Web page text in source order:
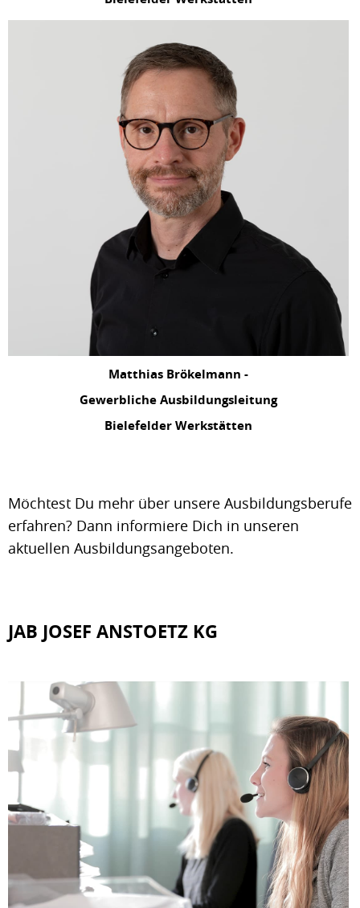
Matthias Brökelmann -
Gewerbliche Ausbildungsleitung
Bielefelder Werkstätten
Möchtest Du mehr über unsere Ausbildungsberufe
erfahren? Dann informiere Dich in unseren
aktuellen Ausbildungsangeboten.
JAB JOSEF ANSTOETZ KG